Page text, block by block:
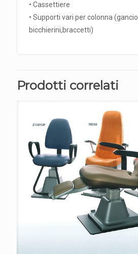
• Cassettiere
• Supporti vari per colonna
bicchierini,braccetti)
Prodotti correlati